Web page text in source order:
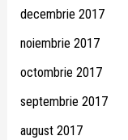
decembrie 2017
noiembrie 2017
octombrie 2017
septembrie 2017
august 2017